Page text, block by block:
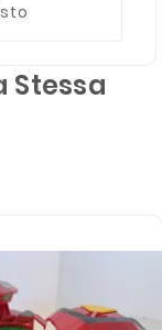
Stessa